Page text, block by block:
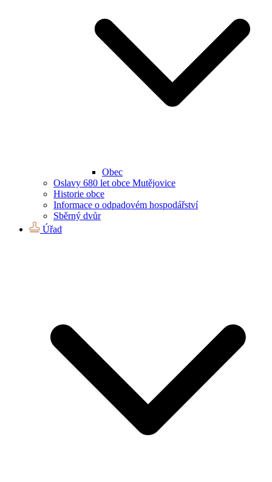
Obec
Oslavy 680 let obce Mutějovice
Historie obce
Informace o odpadovém hospodářství
Sběrný dvůr
Úřad